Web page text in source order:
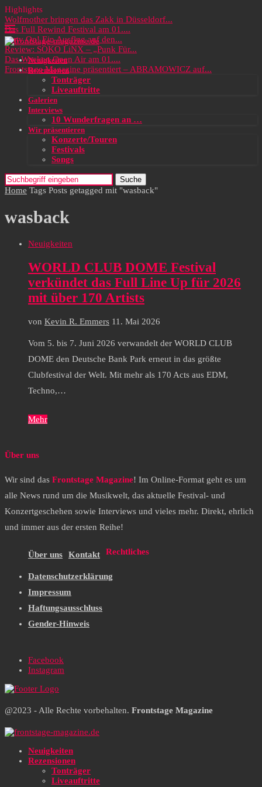
Highlights
Wolfmother bringen das Zakk in Düsseldorf...
Das Full Rewind Festival am 01....
Party On! Ein Ausflug auf den...
Review: SOKO LiNX – „Punk Für...
Das Wacken Open Air am 01....
Frontstage Magazine präsentiert – ABRAMOWICZ auf...
Neuigkeiten
Rezensionen
Tonträger
Liveauftritte
Galerien
Interviews
10 Wunderfragen an …
Wir präsentieren
Konzerte/Touren
Festivals
Songs
Suche
Home Tags Posts getagged mit "wasback"
wasback
Neuigkeiten
WORLD CLUB DOME Festival
verkündet das Full Line Up für 2026
mit über 170 Artists
von Kevin R. Emmers 11. Mai 2026
Vom 5. bis 7. Juni 2026 verwandelt der WORLD CLUB
DOME den Deutsche Bank Park erneut in das größte
Clubfestival der Welt. Mit mehr als 170 Acts aus EDM,
Techno,…
Mehr
Über uns
Wir sind das Frontstage Magazine! Im Online-Format geht es um
alle News rund um die Musikwelt, das aktuelle Festival- und
Konzertgeschehen sowie Interviews und vieles mehr. Direkt, ehrlich
und immer aus der ersten Reihe!
Über uns Kontakt Rechtliches
Datenschutzerklärung
Impressum
Haftungsausschluss
Gender-Hinweis
Facebook
Instagram
@2023 - Alle Rechte vorbehalten. Frontstage Magazine
Neuigkeiten
Rezensionen
Tonträger
Liveauftritte